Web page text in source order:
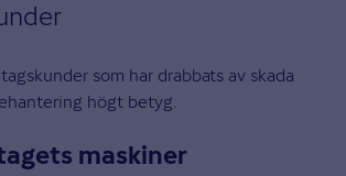
som har drabbats av skada
högt betyg.
maskiner